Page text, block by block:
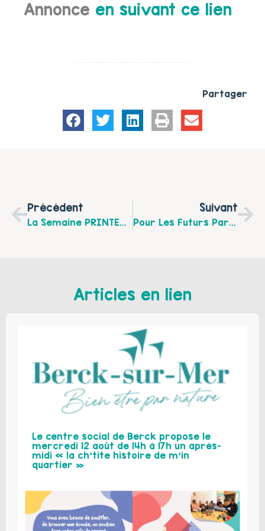
Annonce en suivant ce lien
Partager
Précédent
La Semaine PRINTEMPS DES FAMILLES À Bully-Les-Mines, Du 13 Au 18 Mai
Suivant
Pour Les Futurs Parents : Forum Naissance, Le Jeudi 16 Mai Après-Midi À Lens
Articles en lien
Le centre social de Berck propose le
mercredi 12 août de 14h à 17h un après-
midi « la ch’tite histoire de m’in
quartier »